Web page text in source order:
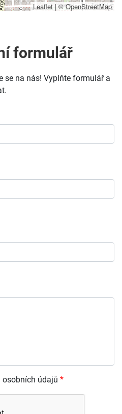
Leaflet |©OpenStreetMap
formulář
se na nás! Vyplňte formulář a
osobních údajů